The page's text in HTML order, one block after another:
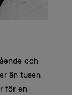
och
än tusen
för en